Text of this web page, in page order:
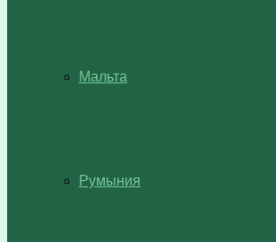
Мальта
Румыния